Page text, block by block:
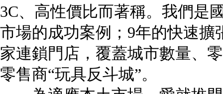
3C、高性價比而著稱。我們是
市場的成功案例；9年的快速擴
家連鎖門店，覆蓋城市數量、
零售商“玩具反斗城”。